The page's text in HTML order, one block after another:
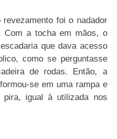
foi o nadador
Com a tocha em mãos, o
que dava acesso
como se perguntasse
de rodas. Então, a
se em uma rampa e
pira, igual à utilizada nos